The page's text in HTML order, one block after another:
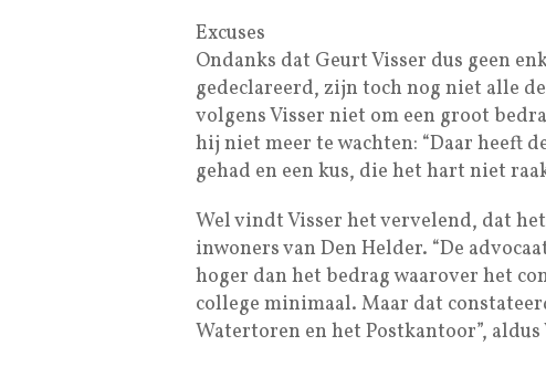
Excuses
Ondanks dat Geurt Visser dus geen
gedeclareerd, zijn toch nog niet alle
volgens Visser niet om een groot
hij niet meer te wachten: “Daar heeft
gehad en een kus, die het hart niet
Wel vindt Visser het vervelend, dat
inwoners van Den Helder. “De
hoger dan het bedrag waarover het
college minimaal. Maar dat
Watertoren en het Postkantoor”, aldus